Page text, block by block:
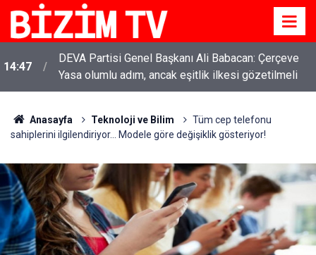
14:47
DEVA Partisi Genel Başkanı Ali Babacan: Çerçeve
Yasa olumlu adım, ancak eşitlik ilkesi gözetilmeli
YENİ Parti Genel Başkanı Özgür Özel: “Şehit
gözüne bakamayacağımız işlerin içinde olmayız”
Anasayfa Teknoloji ve Bilim
Tüm cep telefonu
sahiplerini ilgilendiriyor... Modele göre değişiklik gösteriyor!